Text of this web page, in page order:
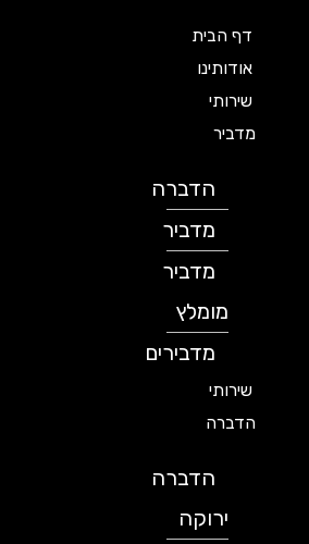
דף הבית
אודותינו
שירותי
מדביר
הדברה
מדביר
מדביר
מומלץ
מדבירים
שירותי
הדברה
הדברה
ירוקה